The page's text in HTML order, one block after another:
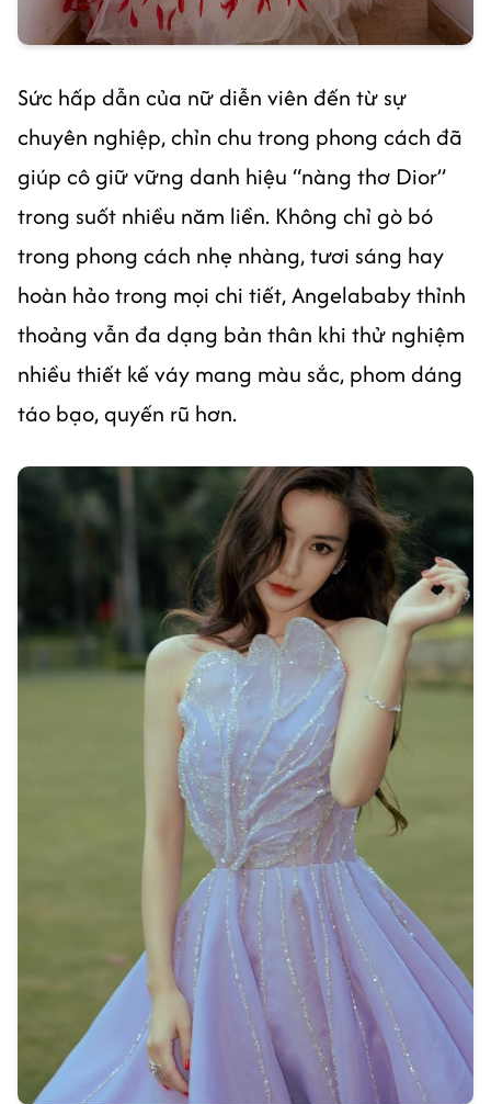
Sức hấp dẫn của nữ diễn viên đến từ sự
chuyên nghiệp, chỉn chu trong phong cách đã
giúp cô giữ vững danh hiệu “nàng thơ Dior”
trong suốt nhiều năm liền. Không chỉ gò bó
trong phong cách nhẹ nhàng, tươi sáng hay
hoàn hảo trong mọi chi tiết, Angelababy thỉnh
thoảng vẫn đa dạng bản thân khi thử nghiệm
nhiều thiết kế váy mang màu sắc, phom dáng
táo bạo, quyến rũ hơn.